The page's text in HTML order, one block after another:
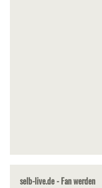
selb-live.de - Fan werden